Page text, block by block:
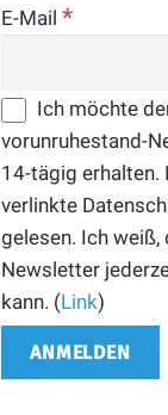
E-Mail*
Ich möchte
vorunruhestand-
14-tägig erhalten.
verlinkte
gelesen. Ich weiß,
Newsletter
kann. (Link)